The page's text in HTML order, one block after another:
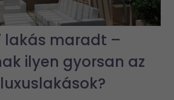
lakás maradt –
ilyen gyorsan az